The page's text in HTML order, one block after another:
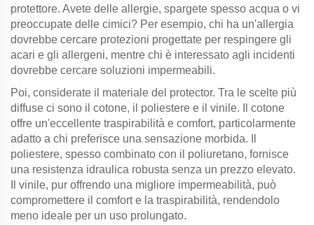
protettore. Avete delle allergie, spargete spesso acqua o vi
preoccupate delle cimici? Per esempio, chi ha un'allergia
dovrebbe cercare protezioni progettate per respingere gli
acari e gli allergeni, mentre chi è interessato agli incidenti
dovrebbe cercare soluzioni impermeabili.
Poi, considerate il materiale del protector. Tra le scelte più
diffuse ci sono il cotone, il poliestere e il vinile. Il cotone
offre un'eccellente traspirabilità e comfort, particolarmente
adatto a chi preferisce una sensazione morbida. Il
poliestere, spesso combinato con il poliuretano, fornisce
una resistenza idraulica robusta senza un prezzo elevato.
Il vinile, pur offrendo una migliore impermeabilità, può
compromettere il comfort e la traspirabilità, rendendolo
meno ideale per un uso prolungato.